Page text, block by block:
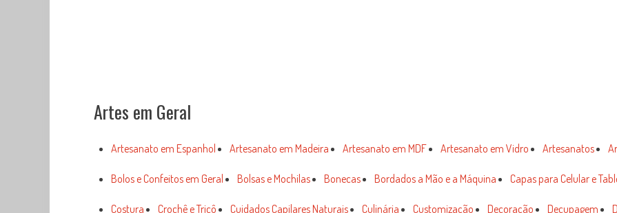
Artes em Geral
Artesanato em Espanhol Artesanato em Madeira Artesanato em MDF Artesanato em Vidro Artesanatos
Bolos e Confeitos em Geral Bolsas e Mochilas Bonecas Bordados a Mão e a Máquina Capas para Celular e
Costura Crochê e Tricô Cuidados Capilares Naturais Culinária Customização Decoração Decupagem